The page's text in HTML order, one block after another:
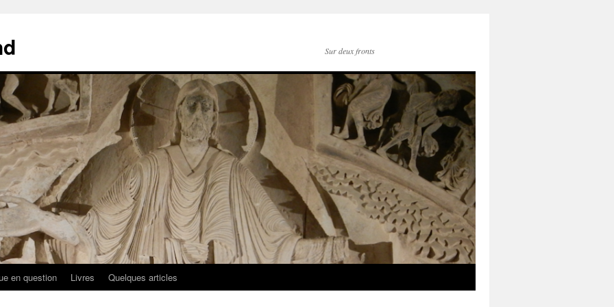
Sur deux fronts
en question Livres Quelques articles